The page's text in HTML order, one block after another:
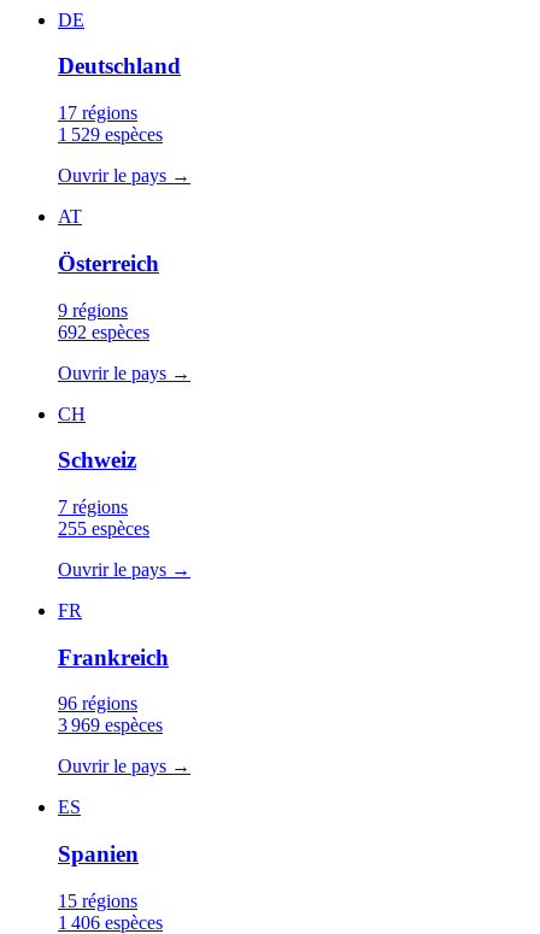
DE
Deutschland
17 régions
1 529 espèces
Ouvrir le pays →
AT
Österreich
9 régions
692 espèces
Ouvrir le pays →
CH
Schweiz
7 régions
255 espèces
Ouvrir le pays →
FR
Frankreich
96 régions
3 969 espèces
Ouvrir le pays →
ES
Spanien
15 régions
1 406 espèces